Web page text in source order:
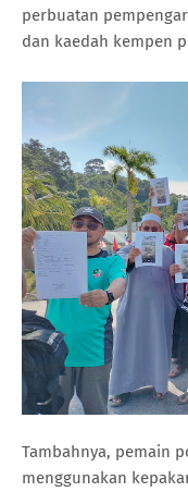
perbuatan
dan kaedah kempen
Tambahnya, pemain
menggunakan